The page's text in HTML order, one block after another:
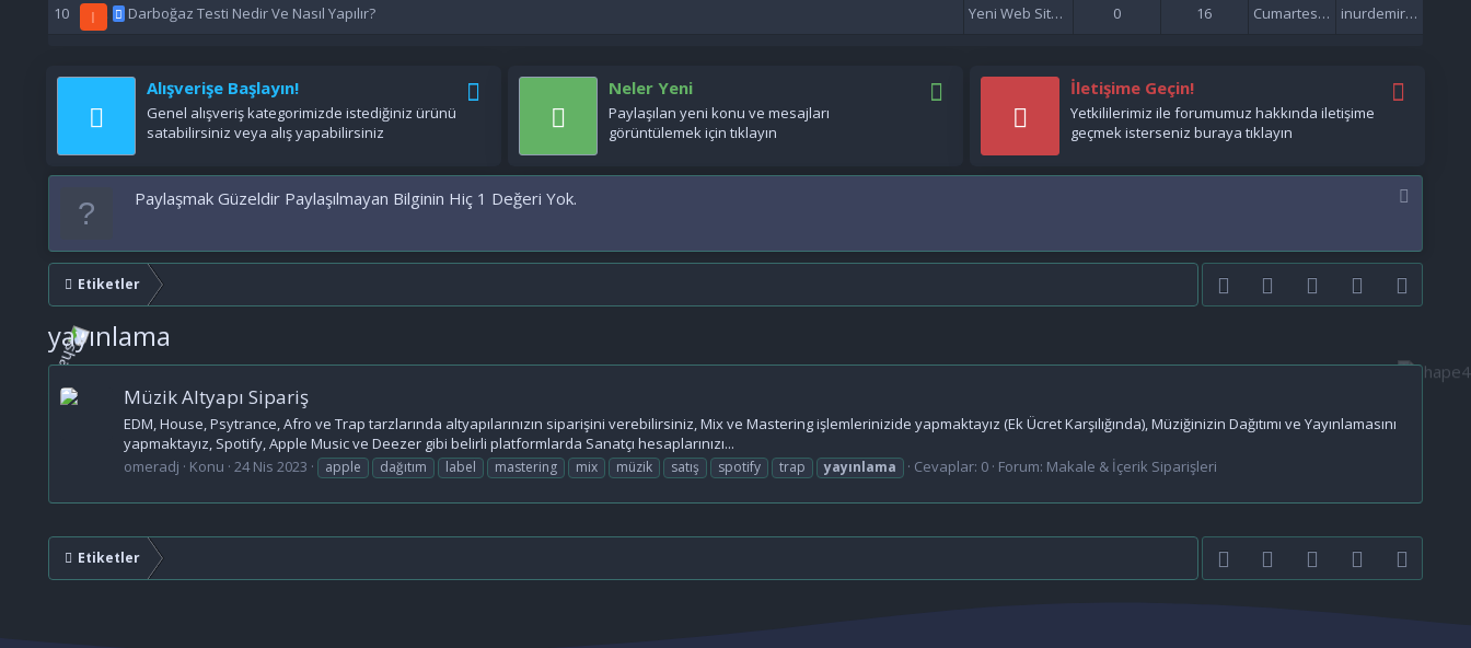
I Darboğaz Testi Nedir Ve Nasıl Yapılır? Yeni Web Siteleri - Site Tanıtımı 0 16 Cumartesi saat 17:51'de inurdemirelseo
Alışverişe Başlayın!
Genel alışveriş kategorimizde istediğiniz ürünü
satabilirsiniz veya alış yapabilirsiniz
Neler Yeni
Paylaşılan yeni konu ve mesajları
görüntülemek için tıklayın
İletişime Geçin!
Yetkililerimiz ile forumumuz hakkında iletişime
geçmek isterseniz buraya tıklayın
Paylaşmak Güzeldir Paylaşılmayan Bilginin Hiç 1 Değeri Yok.
Etiketler FacebookTwitter youtubeBize ulaşın
yayınlama
Müzik Altyapı Sipariş
EDM, House, Psytrance, Afro ve Trap tarzlarında altyapılarınızın siparişini verebilirsiniz, Mix ve Mastering işlemlerinizide yapmaktayız (Ek Ücret Karşılığında), Müziğinizin Dağıtımı ve Yayınlamasını
yapmaktayız, Spotify, Apple Music ve Deezer gibi belirli platformlarda Sanatçı hesaplarınızı...
omeradj
Konu 24 Nis 2023 apple dağıtım label mastering mix müzik satış spotify trap yayınlama Cevaplar: 0 Forum: Makale & İçerik Siparişleri
Etiketler FacebookTwitter youtubeBize ulaşın